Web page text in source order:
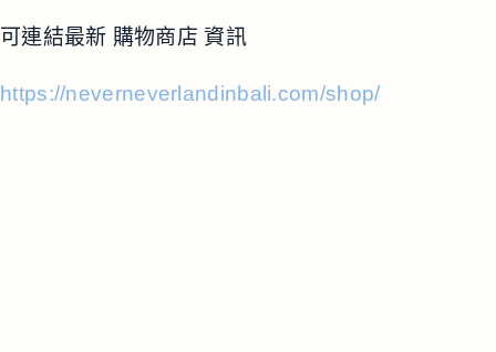
可連結最新 購物商店 資訊
https://neverneverlandinbali.com/shop/